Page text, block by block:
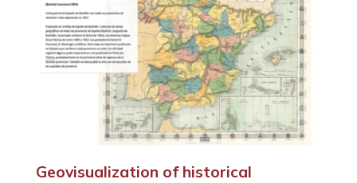
Geovisualization of historical